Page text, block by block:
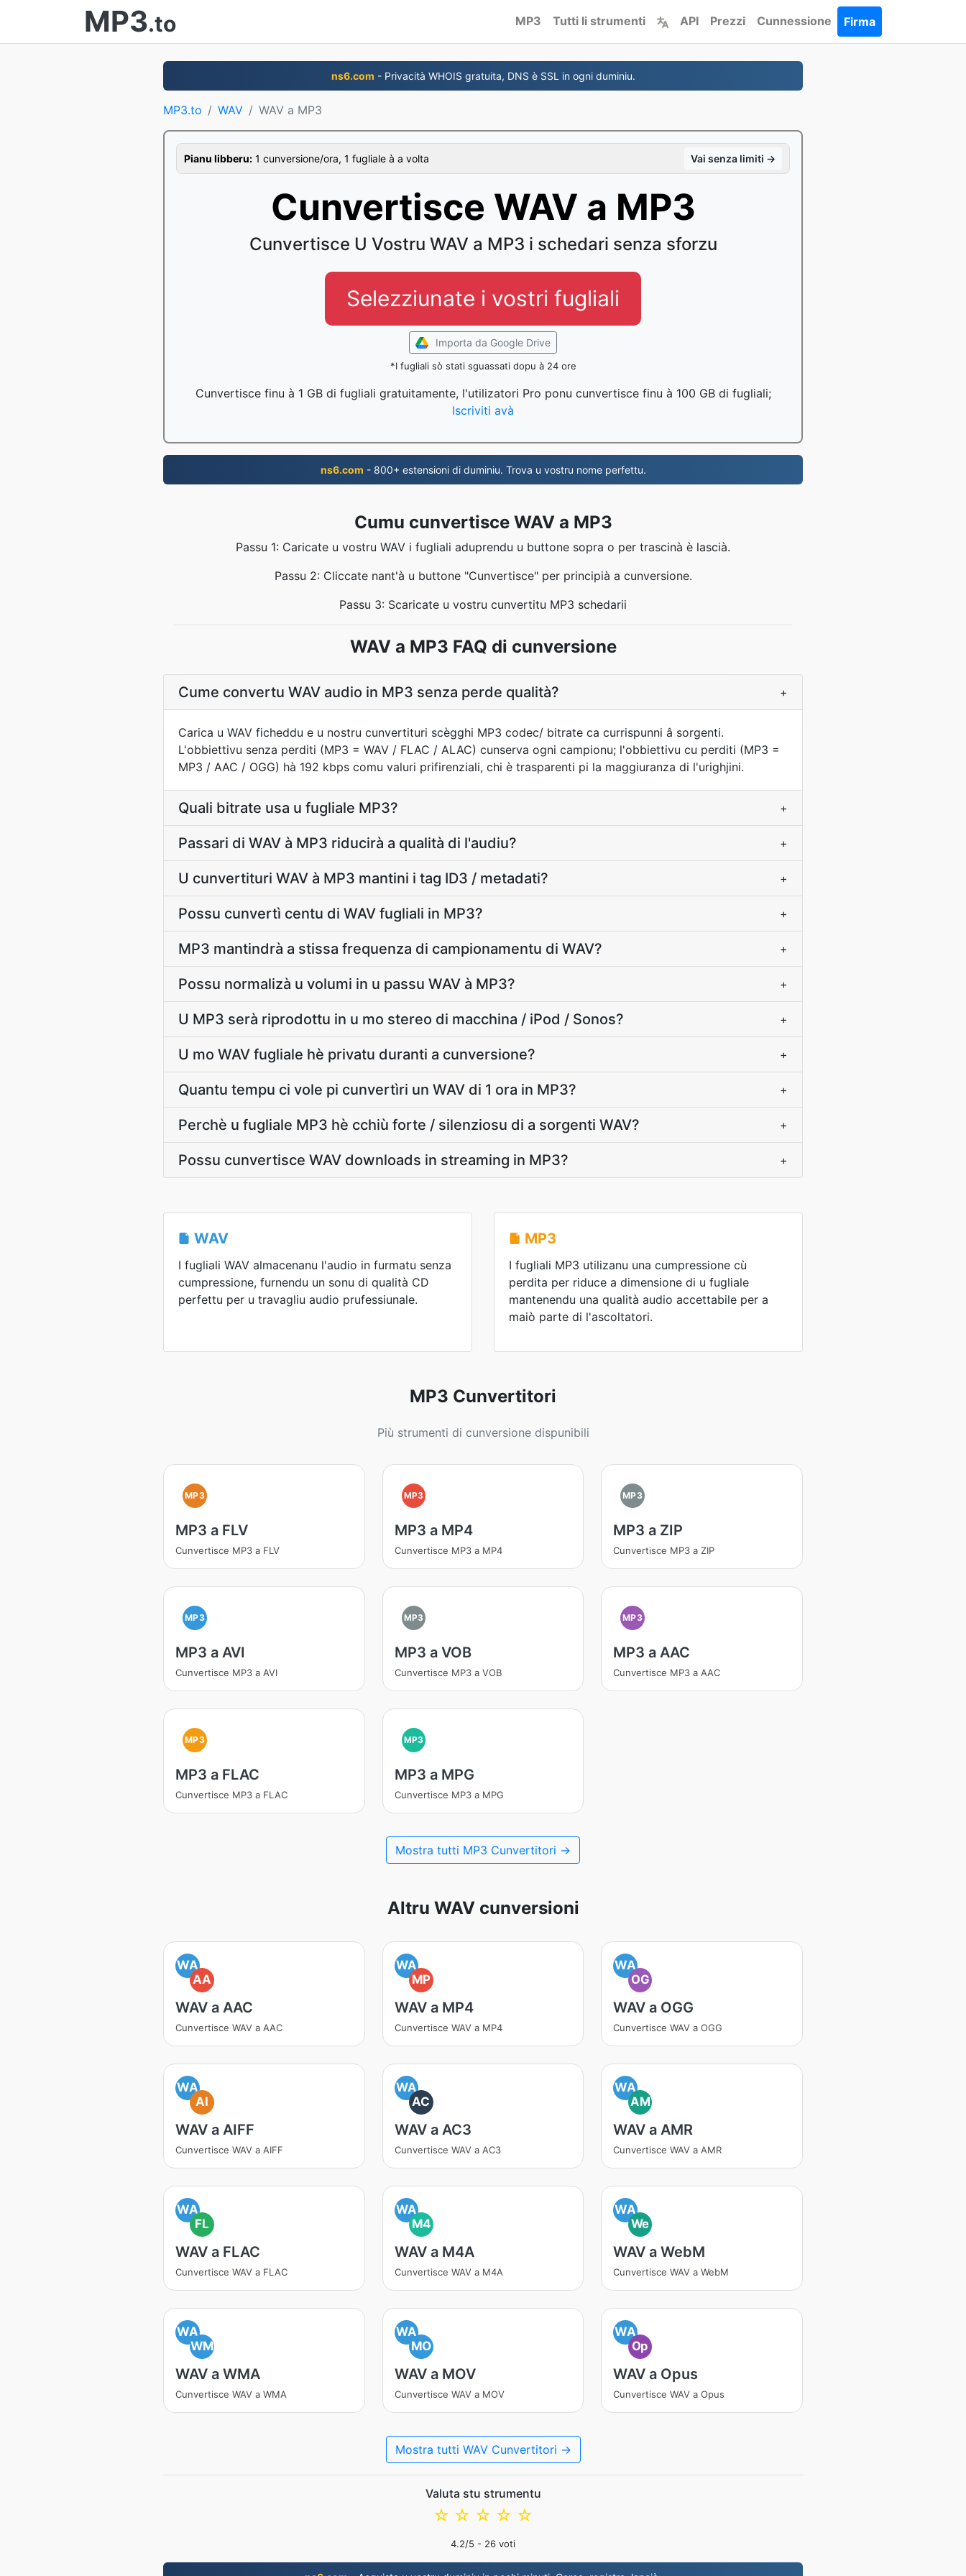
MP3.to MP3 Tutti li strumenti API Prezzi Cunnessione Firma
ns6.com - Privacità WHOIS gratuita, DNS è SSL in ogni duminiu.
MP3.to WAV WAV a MP3
Pianu libberu: 1 cunversione/ora, 1 fugliale à a volta Vai senza limiti →
Cunvertisce WAV a MP3
Cunvertisce U Vostru WAV a MP3 i schedari senza sforzu
Selezziunate i vostri fugliali
Importa da Google Drive
*I fugliali sò stati sguassati dopu à 24 ore
Cunvertisce finu à 1 GB di fugliali gratuitamente, l'utilizatori Pro ponu cunvertisce finu à 100 GB di fugliali;
Iscriviti avà
ns6.com - 800+ estensioni di duminiu. Trova u vostru nome perfettu.
Cumu cunvertisce WAV a MP3
Passu 1: Caricate u vostru WAV i fugliali aduprendu u buttone sopra o per trascinà è lascià.
Passu 2: Cliccate nant'à u buttone "Cunvertisce" per principià a cunversione.
Passu 3: Scaricate u vostru cunvertitu MP3 schedarii
WAV a MP3 FAQ di cunversione
Cume convertu WAV audio in MP3 senza perde qualità? +
Carica u WAV ficheddu e u nostru cunvertituri scègghi MP3 codec/ bitrate ca currispunni â sorgenti.
L'obbiettivu senza perditi (MP3 = WAV / FLAC / ALAC) cunserva ogni campionu; l'obbiettivu cu perditi (MP3 =
MP3 / AAC / OGG) hà 192 kbps comu valuri prifirenziali, chi è trasparenti pi la maggiuranza di l'urighjini.
Quali bitrate usa u fugliale MP3? +
Passari di WAV à MP3 riducirà a qualità di l'audiu? +
U cunvertituri WAV à MP3 mantini i tag ID3 / metadati? +
Possu cunvertì centu di WAV fugliali in MP3? +
MP3 mantindrà a stissa frequenza di campionamentu di WAV? +
Possu normalizà u volumi in u passu WAV à MP3? +
U MP3 serà riprodottu in u mo stereo di macchina / iPod / Sonos? +
U mo WAV fugliale hè privatu duranti a cunversione? +
Quantu tempu ci vole pi cunvertìri un WAV di 1 ora in MP3? +
Perchè u fugliale MP3 hè cchiù forte / silenziosu di a sorgenti WAV? +
Possu cunvertisce WAV downloads in streaming in MP3? +
WAV
I fugliali WAV almacenanu l'audio in furmatu senza
cumpressione, furnendu un sonu di qualità CD
perfettu per u travagliu audio prufessiunale.
MP3
I fugliali MP3 utilizanu una cumpressione cù
perdita per riduce a dimensione di u fugliale
mantenendu una qualità audio accettabile per a
maiò parte di l'ascoltatori.
MP3 Cunvertitori
Più strumenti di cunversione dispunibili
MP3
MP3 a FLV
Cunvertisce MP3 a FLV
MP3
MP3 a MP4
Cunvertisce MP3 a MP4
MP3
MP3 a ZIP
Cunvertisce MP3 a ZIP
MP3
MP3 a AVI
Cunvertisce MP3 a AVI
MP3
MP3 a VOB
Cunvertisce MP3 a VOB
MP3
MP3 a AAC
Cunvertisce MP3 a AAC
MP3
MP3 a FLAC
Cunvertisce MP3 a FLAC
MP3
MP3 a MPG
Cunvertisce MP3 a MPG
Mostra tutti MP3 Cunvertitori →
Altru WAV cunversioni
WA
AA
WAV a AAC
Cunvertisce WAV a AAC
WA
MP
WAV a MP4
Cunvertisce WAV a MP4
WA
OG
WAV a OGG
Cunvertisce WAV a OGG
WA
AI
WAV a AIFF
Cunvertisce WAV a AIFF
WA
AC
WAV a AC3
Cunvertisce WAV a AC3
WA
AM
WAV a AMR
Cunvertisce WAV a AMR
WA
FL
WAV a FLAC
Cunvertisce WAV a FLAC
WA
M4
WAV a M4A
Cunvertisce WAV a M4A
WA
We
WAV a WebM
Cunvertisce WAV a WebM
WA
WM
WAV a WMA
Cunvertisce WAV a WMA
WA
MO
WAV a MOV
Cunvertisce WAV a MOV
WA
Op
WAV a Opus
Cunvertisce WAV a Opus
Mostra tutti WAV Cunvertitori →
Valuta stu strumentu
☆
☆
☆
☆
☆
4.2/5 - 26 voti